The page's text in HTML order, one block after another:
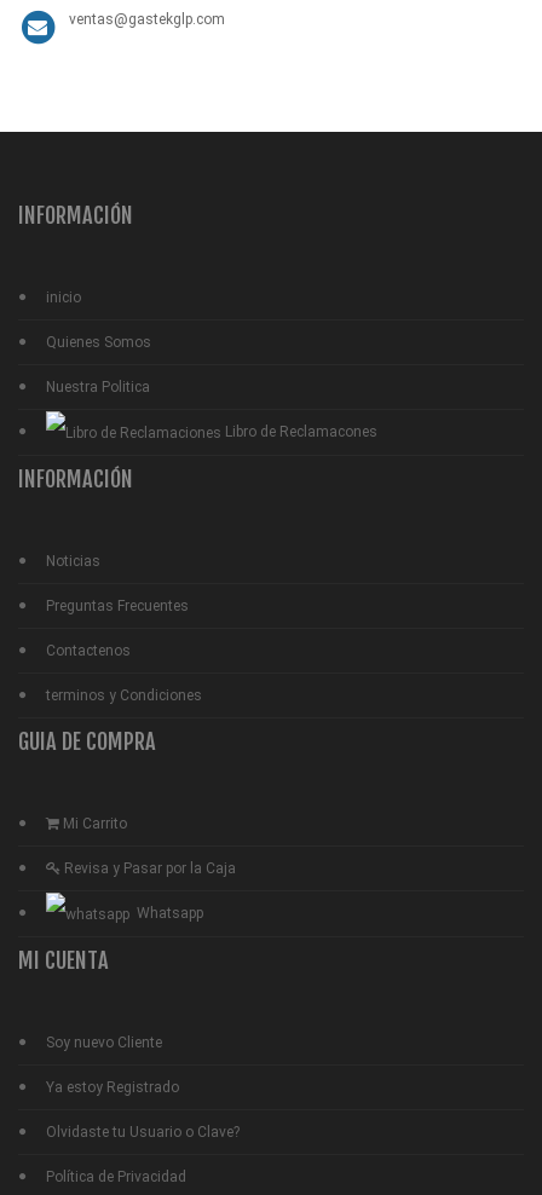
ventas@gastekglp.com
INFORMACIÓN
inicio
Quienes Somos
Nuestra Politica
Libro de Reclamacones
INFORMACIÓN
Noticias
Preguntas Frecuentes
Contactenos
terminos y Condiciones
GUIA DE COMPRA
Mi Carrito
Revisa y Pasar por la Caja
Whatsapp
MI CUENTA
Soy nuevo Cliente
Ya estoy Registrado
Olvidaste tu Usuario o Clave?
Política de Privacidad